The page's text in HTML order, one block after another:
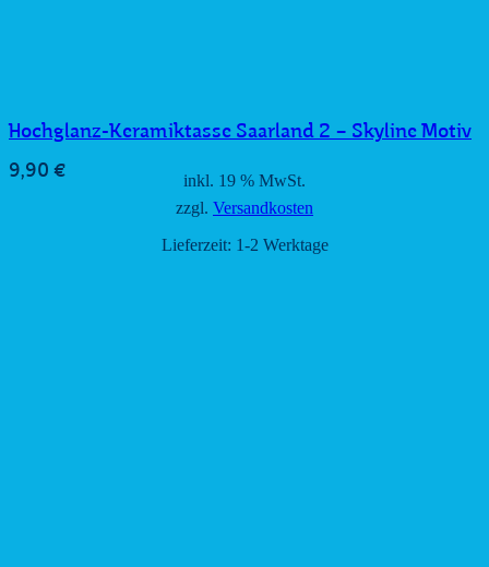
Hochglanz-Keramiktasse Saarland 2 – Skyline Motiv
9,90 €
inkl. 19 % MwSt.
zzgl. Versandkosten
Lieferzeit: 1-2 Werktage